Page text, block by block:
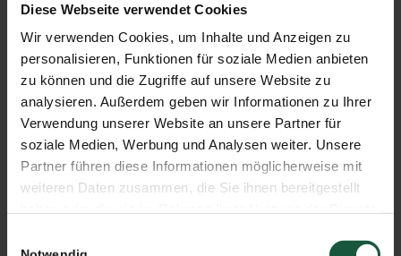
Diese Webseite verwendet Cookies
Wir verwenden Cookies, um Inhalte und Anzeigen zu
personalisieren, Funktionen für soziale Medien anbieten
zu können und die Zugriffe auf unsere Website zu
analysieren. Außerdem geben wir Informationen zu Ihrer
Verwendung unserer Website an unsere Partner für
soziale Medien, Werbung und Analysen weiter. Unsere
Partner führen diese Informationen möglicherweise mit
weiteren Daten zusammen, die Sie ihnen bereitgestellt
Cookies, wenn Sie unsere Webseite weiterhin nutzen.
18. JULI 2022
EVENTS
RÜCKBLICK